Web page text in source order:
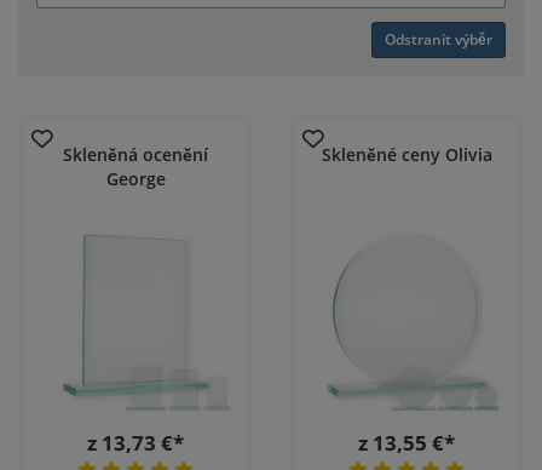
Odstranit výběr
Skleněná ocenění
George
z 13,73 €*
Skleněné ceny Olivia
z 13,55 €*